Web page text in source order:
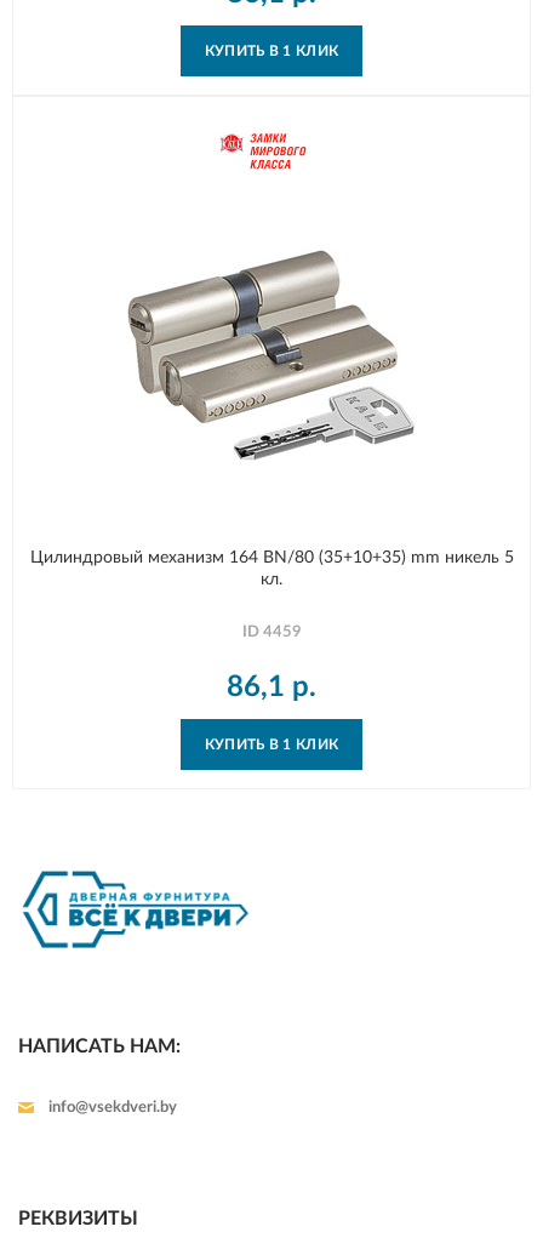
КУПИТЬ В 1 КЛИК
Цилиндровый механизм 164 BN/80 (35+10+35) mm никель 5
кл.
ID 4459
86,1 р.
КУПИТЬ В 1 КЛИК
НАПИСАТЬ НАМ:
info@vsekdveri.by
РЕКВИЗИТЫ